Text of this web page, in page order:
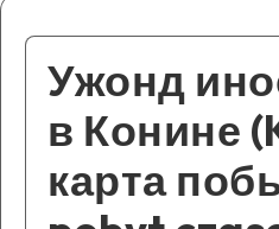
Ужонд
в Конине
карта